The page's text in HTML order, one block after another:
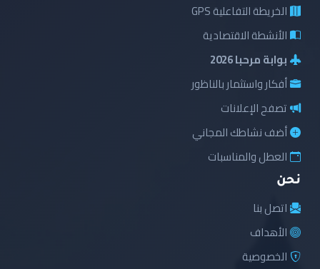
الخريطة التفاعلية GPS
الأنشطة الاقتصادية
بوابة مرحبا 2026
أفكار واستثمار بالناظور
تصفح الإعلانات
أضف نشاطك المجاني
العطل والمناسبات
نحن
اتصل بنا
الأهداف
الخصوصية